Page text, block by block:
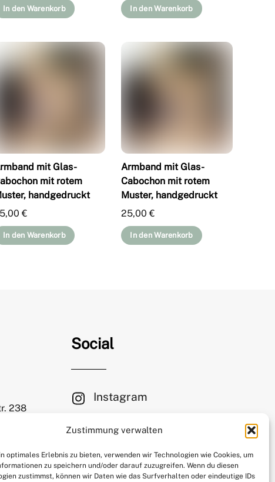
Zustimmung verwalten
optimales Erlebnis zu bieten, verwenden wir Technologien wie Cookies, um
zu speichern und/oder darauf zuzugreifen. Wenn du diesen
zustimmst, können wir Daten wie das Surfverhalten oder eindeutige IDs
In den Warenkorb In den Warenkorb
mit Glas-
mit rotem
handgedruckt
€
In den Warenkorb
Armband mit Glas-
Cabochon mit rotem
Muster, handgedruckt
25,00€
In den Warenkorb
238
Social
Instagram
Facebook
Mastodon